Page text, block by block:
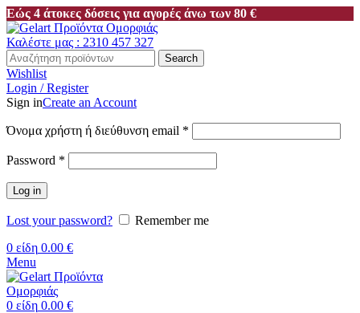
Εώς 4 άτοκες δόσεις για αγορές άνω των 80 €
Καλέστε μας : 2310 457 327
Search
Wishlist
Login / Register
Sign inCreate an Account
Όνομα χρήστη ή διεύθυνση email *
Password *
Log in
Lost your password?
Remember me
0 είδη 0.00 €
Menu
0 είδη 0.00 €